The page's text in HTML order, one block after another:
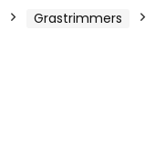
Grastrimmers